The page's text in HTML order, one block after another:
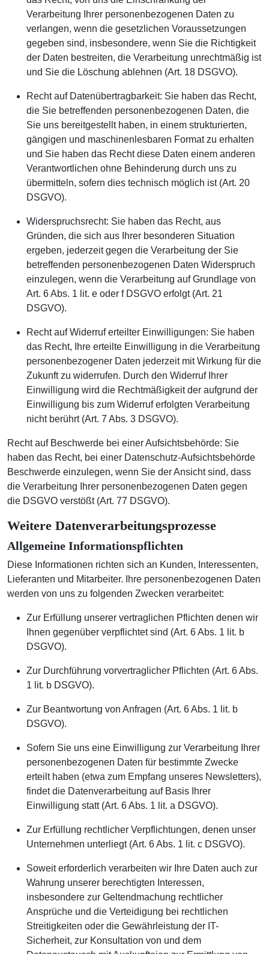
Verarbeitung Ihrer personenbezogenen Daten zu
verlangen, wenn die gesetzlichen Voraussetzungen
gegeben sind, insbesondere, wenn Sie die Richtigkeit
der Daten bestreiten, die Verarbeitung unrechtmäßig ist
und Sie die Löschung ablehnen (Art. 18 DSGVO).
Recht auf Datenübertragbarkeit: Sie haben das Recht,
die Sie betreffenden personenbezogenen Daten, die
Sie uns bereitgestellt haben, in einem strukturierten,
gängigen und maschinenlesbaren Format zu erhalten
und Sie haben das Recht diese Daten einem anderen
Verantwortlichen ohne Behinderung durch uns zu
übermitteln, sofern dies technisch möglich ist (Art. 20
DSGVO).
Widerspruchsrecht: Sie haben das Recht, aus
Gründen, die sich aus Ihrer besonderen Situation
ergeben, jederzeit gegen die Verarbeitung der Sie
betreffenden personenbezogenen Daten Widerspruch
einzulegen, wenn die Verarbeitung auf Grundlage von
Art. 6 Abs. 1 lit. e oder f DSGVO erfolgt (Art. 21
DSGVO).
Recht auf Widerruf erteilter Einwilligungen: Sie haben
das Recht, Ihre erteilte Einwilligung in die Verarbeitung
personenbezogener Daten jederzeit mit Wirkung für die
Zukunft zu widerrufen. Durch den Widerruf Ihrer
Einwilligung wird die Rechtmäßigkeit der aufgrund der
Einwilligung bis zum Widerruf erfolgten Verarbeitung
nicht berührt (Art. 7 Abs. 3 DSGVO).
Recht auf Beschwerde bei einer Aufsichtsbehörde: Sie
haben das Recht, bei einer Datenschutz-Aufsichtsbehörde
Beschwerde einzulegen, wenn Sie der Ansicht sind, dass
die Verarbeitung Ihrer personenbezogenen Daten gegen
die DSGVO verstößt (Art. 77 DSGVO).
Weitere Datenverarbeitungsprozesse
Allgemeine Informationspflichten
Diese Informationen richten sich an Kunden, Interessenten,
Lieferanten und Mitarbeiter. Ihre personenbezogenen Daten
werden von uns zu folgenden Zwecken verarbeitet:
Zur Erfüllung unserer vertraglichen Pflichten denen wir
Ihnen gegenüber verpflichtet sind (Art. 6 Abs. 1 lit. b
DSGVO).
Zur Durchführung vorvertraglicher Pflichten (Art. 6 Abs.
1 lit. b DSGVO).
Zur Beantwortung von Anfragen (Art. 6 Abs. 1 lit. b
DSGVO).
Sofern Sie uns eine Einwilligung zur Verarbeitung Ihrer
personenbezogenen Daten für bestimmte Zwecke
erteilt haben (etwa zum Empfang unseres Newsletters),
findet die Datenverarbeitung auf Basis Ihrer
Einwilligung statt (Art. 6 Abs. 1 lit. a DSGVO).
Zur Erfüllung rechtlicher Verpflichtungen, denen unser
Unternehmen unterliegt (Art. 6 Abs. 1 lit. c DSGVO).
Soweit erforderlich verarbeiten wir Ihre Daten auch zur
Wahrung unserer berechtigten Interessen,
insbesondere zur Geltendmachung rechtlicher
Ansprüche und die Verteidigung bei rechtlichen
Streitigkeiten oder die Gewährleistung der IT-
Sicherheit, zur Konsultation von und dem